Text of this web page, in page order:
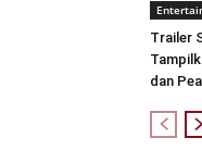
Trailer
dan